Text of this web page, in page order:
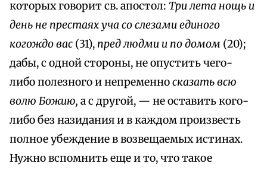
которых говорит св. апостол: Три лета нощь и
день не престаях уча со слезами единого
когождо вас (31), пред людми и по домом (20);
дабы, с одной стороны, не опустить чего-
либо полезного и непременносказать всю
волю Божию, а с другой, — не оставить кого-
либо без назидания и в каждом произвесть
полное убеждение в возвещаемых истинах.
Нужно вспомнить еще и то, что такое